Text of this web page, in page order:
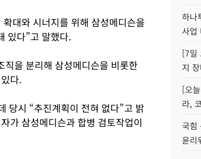
대와 시너지를 위해 삼성메디슨을
있다”고 말했다.
을 분리해 삼성메디슨을 비롯한
다.
당시 “추진계획이 전혀 없다”고 밝
가 삼성메디슨과 합병 검토작업이
하나
사업
[7일
지
[오
라,
국힘
윤리